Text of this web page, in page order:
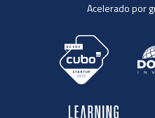
Acelerado por